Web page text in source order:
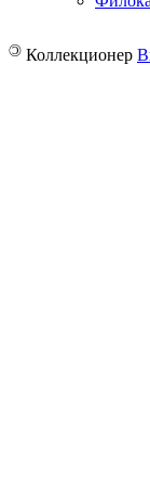
© Коллекционер